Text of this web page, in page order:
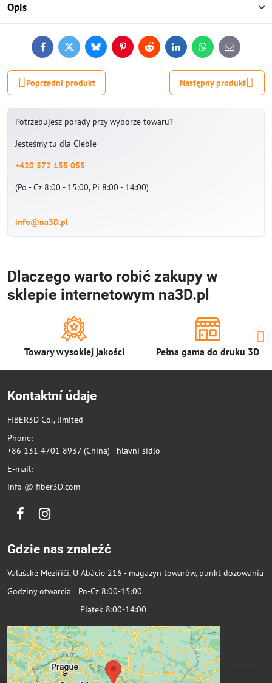
Opis
FacebookTwitterBlueskyPinterestReddit LinkedInWhatsApp
E-
mail
Poprzedni produkt Następny produkt
Potrzebujesz porady przy wyborze towaru?
Jesteśmy tu dla Ciebie
+420 572 155 055
(Po - Cz 8:00 - 15:00, Pi 8:00 - 14:00)
info@na3D.pl
Dlaczego warto robić zakupy w
sklepie internetowym na3D.pl
Towary wysokiej jakości Pełna gama do druku 3D
Kontaktní údaje
FIBER3D Co., limited
Phone:
+86 131 4701 8937 (China) - hlavní sídlo
E-mail:
info @ fiber3D.com
FacebookInstagram
Gdzie nas znaleźć
Valašské Meziříčí, U Abácie 216 - magazyn towarów, punkt dozowania
Godziny otwarcia Po-Cz 8:00-15:00
Piątek 8:00-14:00